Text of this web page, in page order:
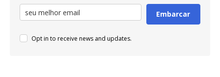
Embarcar
Opt in to receive news and updates.